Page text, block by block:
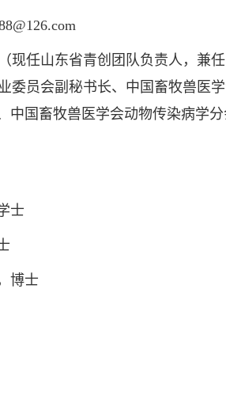
任山东省青创团队负责人，兼任
委员会副秘书长、中国畜牧兽医
中国畜牧兽医学会动物传染病学
士
博士